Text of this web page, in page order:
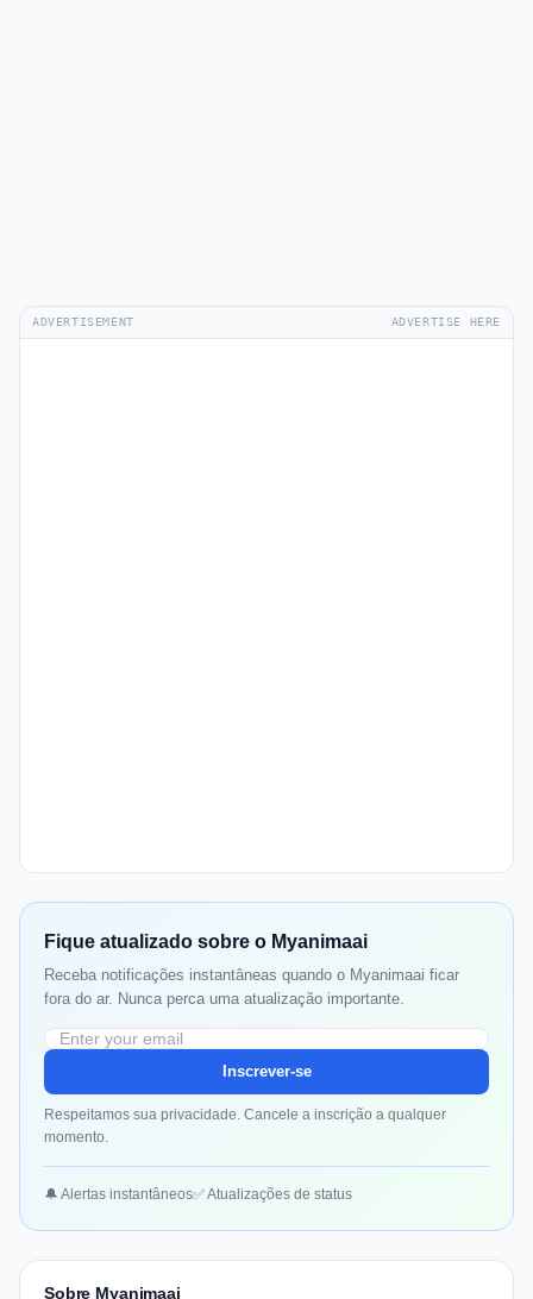
ADVERTISEMENT ADVERTISE HERE
Fique atualizado sobre o Myanimaai
Receba notificações instantâneas quando o Myanimaai ficar
fora do ar. Nunca perca uma atualização importante.
Inscrever-se
Respeitamos sua privacidade. Cancele a inscrição a qualquer
momento.
🔔 Alertas instantâneos✅ Atualizações de status
Sobre Myanimaai